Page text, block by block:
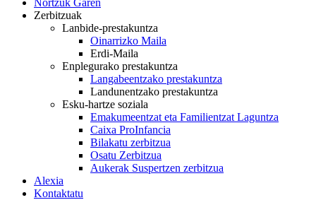
Nortzuk Garen
Zerbitzuak
Lanbide-prestakuntza
Oinarrizko Maila
Erdi-Maila
Enplegurako prestakuntza
Langabeentzako prestakuntza
Landunentzako prestakuntza
Esku-hartze soziala
Emakumeentzat eta Familientzat Laguntza
Caixa ProInfancia
Bilakatu zerbitzua
Osatu Zerbitzua
Aukerak Suspertzen zerbitzua
Alexia
Kontaktatu